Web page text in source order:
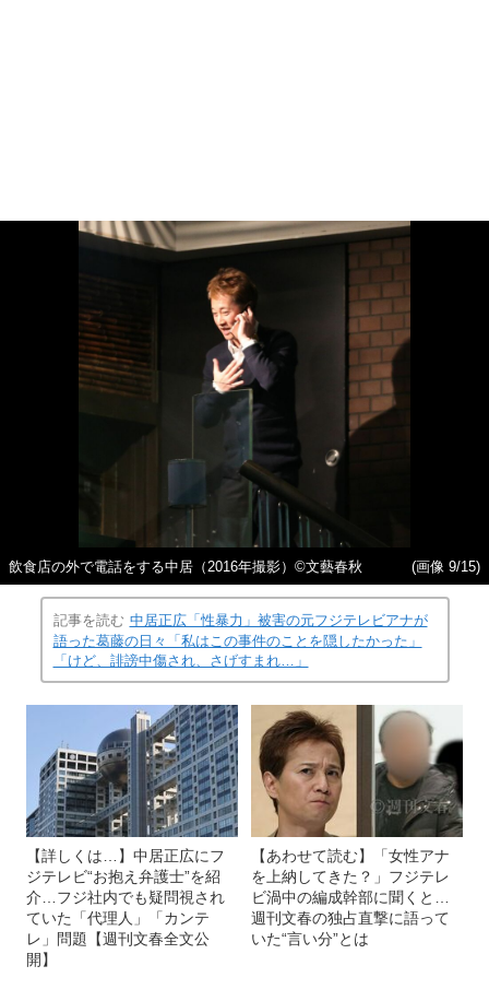
飲食店の外で電話をする中居（2016年撮影）©文藝春秋 (画像 9/15)
記事を読む 中居正広「性暴力」被害の元フジテレビアナが
語った葛藤の日々「私はこの事件のことを隠したかった」
「けど、誹謗中傷され、さげすまれ…」
【詳しくは…】中居正広にフ
ジテレビ“お抱え弁護士”を紹
介…フジ社内でも疑問視され
ていた「代理人」「カンテ
レ」問題【週刊文春全文公
開】
【あわせて読む】「女性アナ
を上納してきた？」フジテレ
ビ渦中の編成幹部に聞くと…
週刊文春の独占直撃に語って
いた“言い分”とは